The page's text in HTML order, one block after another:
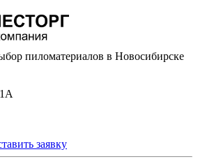
пиломатериалов в Новосибирске
заявку